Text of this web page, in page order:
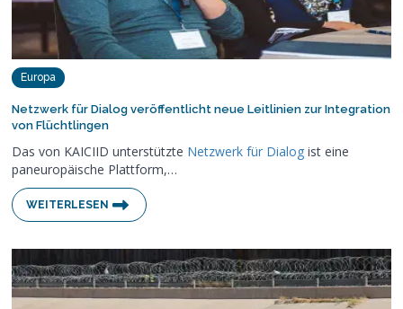
Europa
Netzwerk für Dialog veröffentlicht neue Leitlinien zur Integration
von Flüchtlingen
Das von KAICIID unterstützte Netzwerk für Dialog ist eine
paneuropäische Plattform,…
WEITERLESEN